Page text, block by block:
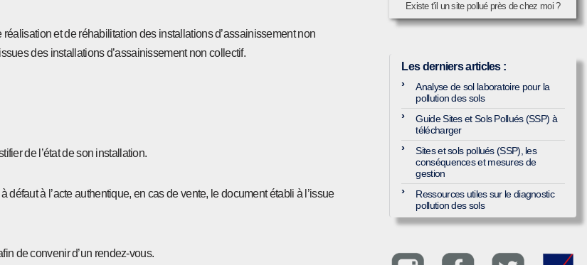
et de réhabilitation des installations d’assainissement non
des installations d’assainissement non collectif.
de l’état de son installation.
à l’acte authentique, en cas de vente, le document établi à l’issue
de convenir d’un rendez-vous.
Existe t'il un site pollué près de chez moi ?
Les derniers articles :
Analyse de sol laboratoire pour la
pollution des sols
Guide Sites et Sols Pollués (SSP) à
télécharger
Sites et sols pollués (SSP), les
conséquences et mesures de
gestion
Ressources utiles sur le diagnostic
pollution des sols